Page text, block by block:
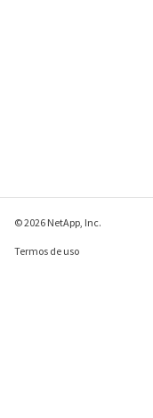
© 2026 NetApp, Inc.
Termos de uso